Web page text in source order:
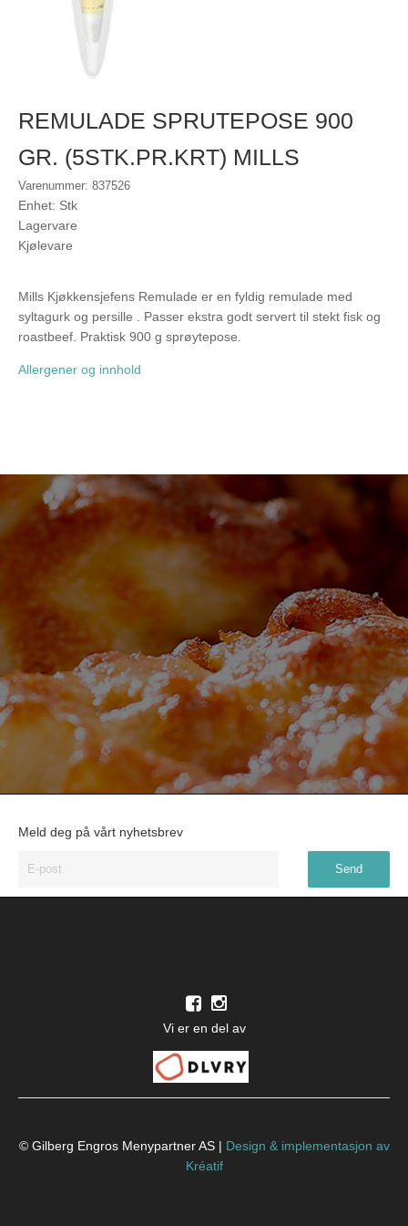
REMULADE SPRUTEPOSE 900
GR. (5STK.PR.KRT) MILLS
Varenummer: 837526
Enhet: Stk
Lagervare
Kjølevare
Mills Kjøkkensjefens Remulade er en fyldig remulade med
syltagurk og persille . Passer ekstra godt servert til stekt fisk og
roastbeef. Praktisk 900 g sprøytepose.
Allergener og innhold
Meld deg på vårt nyhetsbrev
Vi er en del av
© Gilberg Engros Menypartner AS | Design & implementasjon av
Kréatif